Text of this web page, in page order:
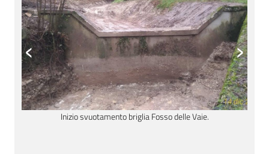
Inizio svuotamento briglia Fosso delle Vaie.
‹ ›